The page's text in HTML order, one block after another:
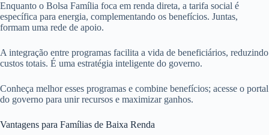
Enquanto o Bolsa Família foca em renda direta, a tarifa social é
específica para energia, complementando os benefícios. Juntas,
formam uma rede de apoio.
A integração entre programas facilita a vida de beneficiários, reduzindo
custos totais. É uma estratégia inteligente do governo.
Conheça melhor esses programas e combine benefícios; acesse o portal
do governo para unir recursos e maximizar ganhos.
Vantagens para Famílias de Baixa Renda